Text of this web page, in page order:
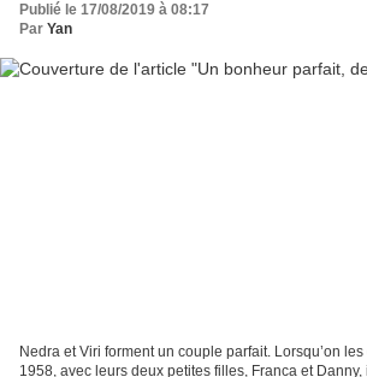
Publié le 17/08/2019 à 08:17
Par Yan
Nedra et Viri forment un couple parfait. Lorsqu’on
1958, avec leurs deux petites filles, Franca et